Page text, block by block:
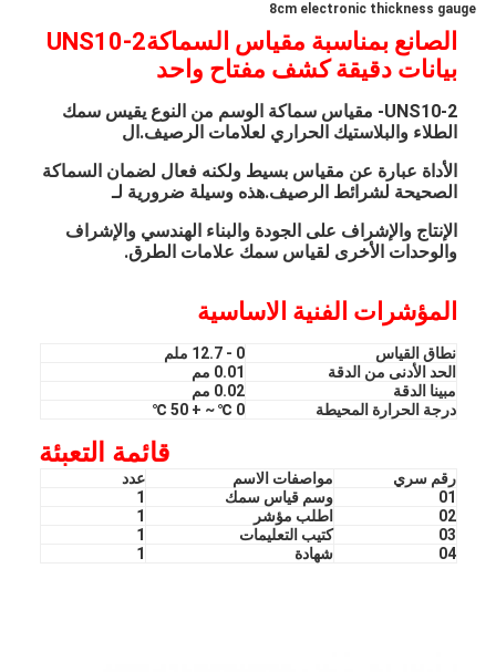
8cm electronic thickness gauge
الصانع بمناسبة مقياس السماكةUNS10-2
بيانات دقيقة كشف مفتاح واحد
UNS10-2- مقياس سماكة الوسم من النوع يقيس سمك
الطلاء والبلاستيك الحراري لعلامات الرصيف.ال
الأداة عبارة عن مقياس بسيط ولكنه فعال لضمان السماكة
الصحيحة لشرائط الرصيف.هذه وسيلة ضرورية لـ
الإنتاج والإشراف على الجودة والبناء الهندسي والإشراف
والوحدات الأخرى لقياس سمك علامات الطرق.
المؤشرات الفنية الاساسية
نطاق القياس
0 - 12.7 ملم
الحد الأدنى من الدقة
0.01 مم
مبينا الدقة
0.02 مم
درجة الحرارة المحيطة
0 ℃ ~ + 50 ℃
قائمة التعبئة
رقم سري مواصفات الاسم
عدد
01
وسم قياس سمك
1
02
اطلب مؤشر
1
03
كتيب التعليمات
1
04
شهادة 1